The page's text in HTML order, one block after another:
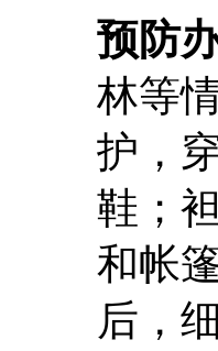
预防
林等
护，
鞋；
和帐
后，